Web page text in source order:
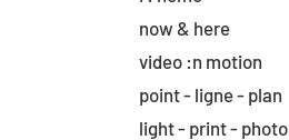
now & here
video :n motion
point - ligne - plan
light - print - photo